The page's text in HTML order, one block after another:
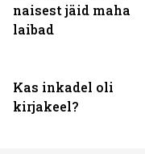
naisest jäid maha
laibad
Kas inkadel oli
kirjakeel?